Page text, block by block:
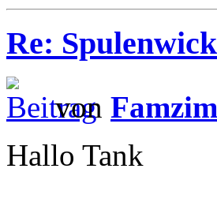
Re:
von Famzim
Hallo Tank